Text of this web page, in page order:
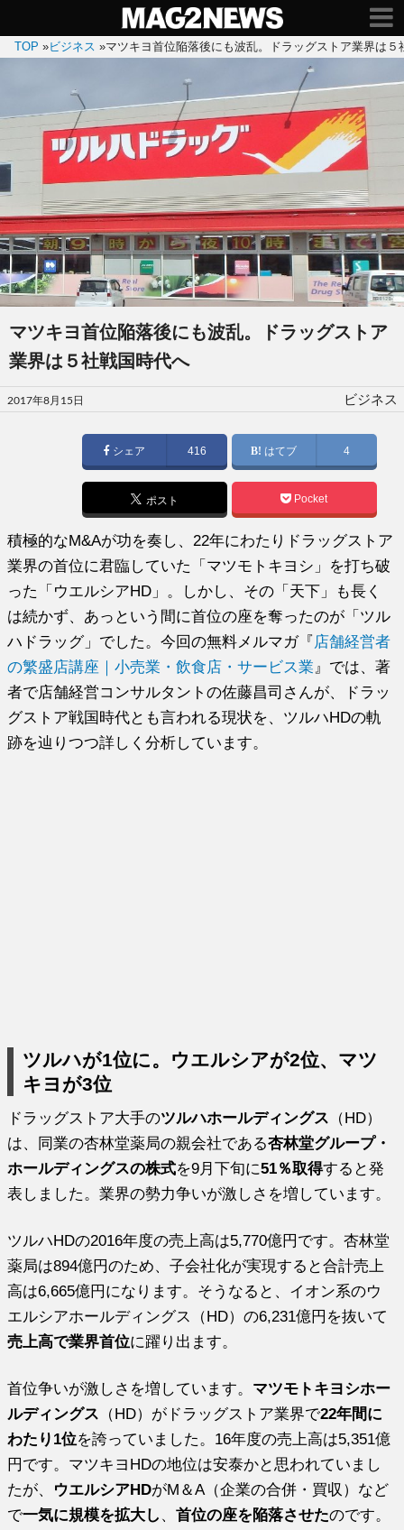
TOP »ビジネス »マツキヨ首位陥落後にも波乱。ドラッグストア業界は５
マツキヨ首位陥落後にも波乱。ドラッグストア
業界は５社戦国時代へ
投
稿
2017年8月15日 ビジネス
シェア 416 はてブ 4
ポスト Pocket
積極的なM&Aが功を奏し、22年にわたりドラッグストア
業界の首位に君臨していた「マツモトキヨシ」を打ち破
った「ウエルシアHD」。しかし、その「天下」も長く
は続かず、あっという間に首位の座を奪ったのが「ツル
ハドラッグ」でした。今回の無料メルマガ『 店舗経営者
の繁盛店講座｜小売業・飲食店・サービス業 』では、著
者で店舗経営コンサルタントの佐藤昌司さんが、ドラッ
グストア戦国時代とも言われる現状を、ツルハHDの軌
跡を辿りつつ詳しく分析しています。
ツルハが1位に。ウエルシアが2位、マツ
キヨが3位
ドラッグストア大手のツルハホールディングス （HD）
は、同業の杏林堂薬局の親会社である杏林堂グループ・
ホールディングスの株式を9月下旬に51％取得すると発
表しました。業界の勢力争いが激しさを増しています。
ツルハHDの2016年度の売上高は5,770億円です。杏林堂
薬局は894億円のため、子会社化が実現すると合計売上
高は6,665億円になります。そうなると、イオン系のウ
エルシアホールディングス（HD）の6,231億円を抜いて
売上高で業界首位に躍り出ます。
首位争いが激しさを増しています。 マツモトキヨシホー
ルディングス （HD）がドラッグストア業界で22年間に
わたり1位を誇っていました。16年度の売上高は5,351億
円です。マツキヨHDの地位は安泰かと思われていまし
たが、 ウエルシアHDがM＆A（企業の合併・買収）など
で一気に規模を拡大し 、首位の座を陥落させたのです。